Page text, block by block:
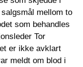
mellom to
som behandles
Tor
er ikke avklart
meldt om blod i